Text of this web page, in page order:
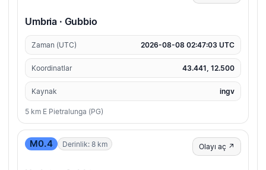
Umbria · Gubbio
Zaman (UTC) 2026-08-08 02:47:03 UTC
Koordinatlar 43.441, 12.500
Kaynak ingv
5 km E Pietralunga (PG)
M0.4 Derinlik: 8 km Olayı aç ↗